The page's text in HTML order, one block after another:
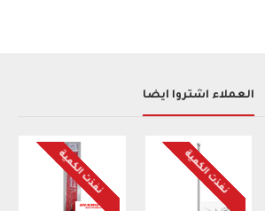
العملاء اشتروا أيضاً
نفذت الكمية نفذت الكمية